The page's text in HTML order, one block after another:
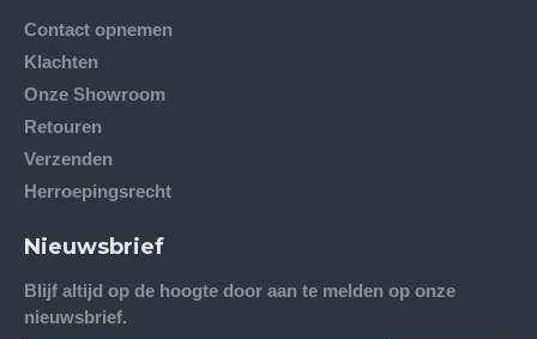
Contact opnemen
Klachten
Onze Showroom
Retouren
Verzenden
Herroepingsrecht
Nieuwsbrief
Blijf altijd op de hoogte door aan te melden op onze
nieuwsbrief.